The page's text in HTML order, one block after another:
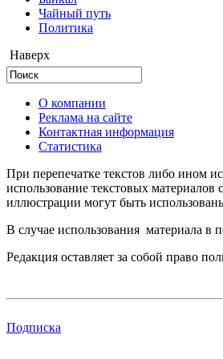
Чайный путь
Политика
Наверх
О компании
Реклама на сайте
Контактная информация
Статистика
При перепечатке текстов либо ином
использование текстовых
иллюстрации могут быть
В случае использования материала в
Редакция оставляет за собой право
Подписка